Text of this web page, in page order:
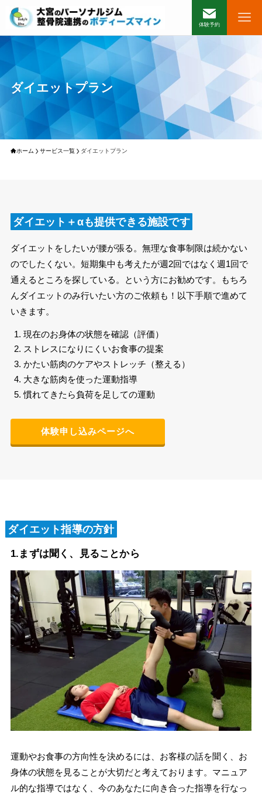
体験予約
ダイエットプラン
ホーム サービス一覧 ダイエットプラン
ダイエット＋αも提供できる施設です
ダイエットをしたいが腰が張る。無理な食事制限は続かない
のでしたくない。短期集中も考えたが週2回ではなく週1回で
通えるところを探している。という方にお勧めです。もちろ
んダイエットのみ行いたい方のご依頼も！以下手順で進めて
いきます。
現在のお身体の状態を確認（評価）
ストレスになりにくいお食事の提案
かたい筋肉のケアやストレッチ（整える）
大きな筋肉を使った運動指導
慣れてきたら負荷を足しての運動
体験申し込みページへ
ダイエット指導の方針
1.まずは聞く、見ることから
運動やお食事の方向性を決めるには、お客様の話を聞く、お
身体の状態を見ることが大切だと考えております。マニュア
ル的な指導ではなく、今のあなたに向き合った指導を行なっ